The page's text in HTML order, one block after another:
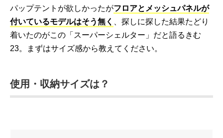
パップテントが欲しかったがフロアとメッシュパネルが
付いているモデルはそう無く
、探しに探した結果たどり
着いたのがこの「スーパーシェルター」だと語るきむ
23。まずはサイズ感から教えてください。
使用・収納サイズは？